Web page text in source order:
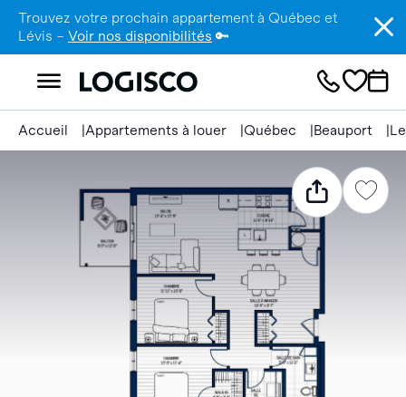
Trouvez votre prochain appartement à Québec et
Lévis – Voir nos disponibilités 🔑
Accueil Appartements à louer Québec Beauport